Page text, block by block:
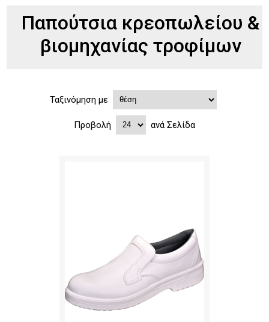
Παπούτσια κρεοπωλείου &
βιομηχανίας τροφίμων
Ταξινόμηση με
Προβολή ανά Σελίδα